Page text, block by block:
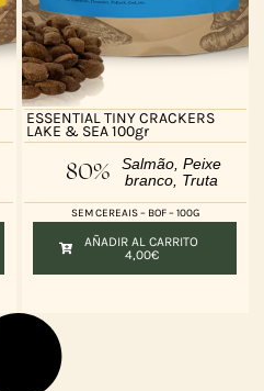
ESSENTIAL TINY CRACKERS
LAKE & SEA 100gr
80%
Salmão, Peixe
branco, Truta
SEM CEREAIS – BOF – 100G
AÑADIR AL CARRITO
4,00€